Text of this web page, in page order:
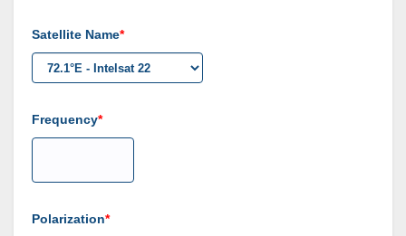
Satellite Name
Frequency
Polarization